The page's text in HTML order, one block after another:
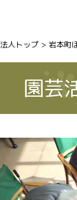
法人トップ > 岩本町
園芸